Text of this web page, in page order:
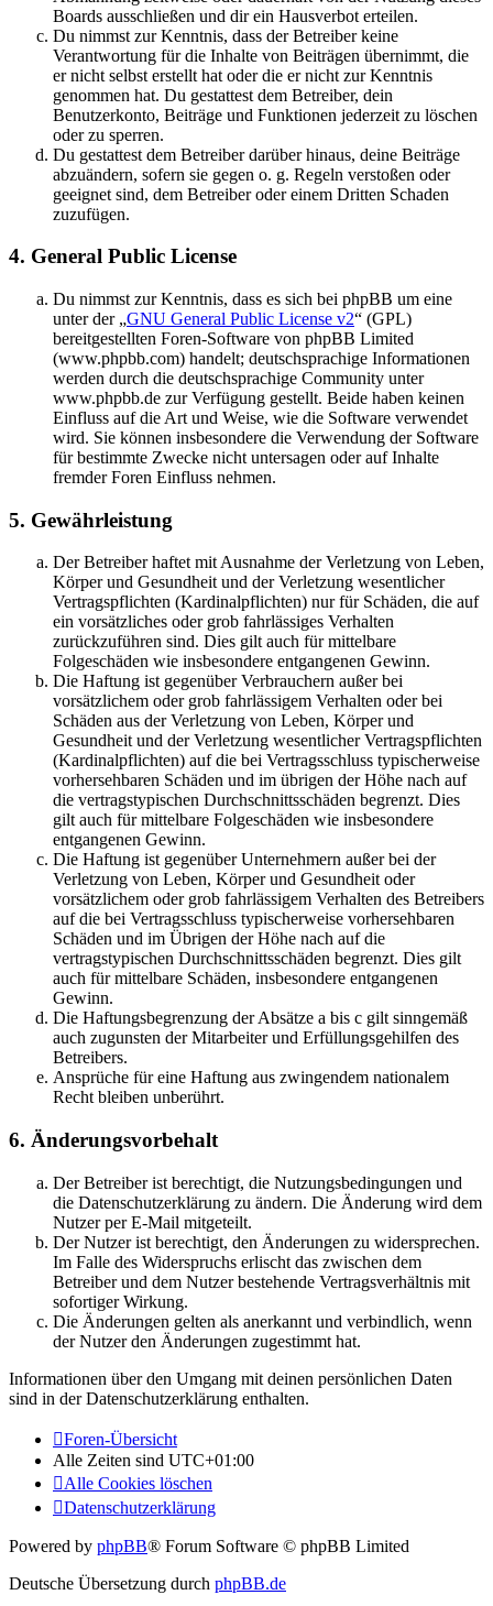
Boards ausschließen und dir ein Hausverbot erteilen.
Du nimmst zur Kenntnis, dass der Betreiber keine
Verantwortung für die Inhalte von Beiträgen übernimmt, die
er nicht selbst erstellt hat oder die er nicht zur Kenntnis
genommen hat. Du gestattest dem Betreiber, dein
Benutzerkonto, Beiträge und Funktionen jederzeit zu löschen
oder zu sperren.
Du gestattest dem Betreiber darüber hinaus, deine Beiträge
abzuändern, sofern sie gegen o. g. Regeln verstoßen oder
geeignet sind, dem Betreiber oder einem Dritten Schaden
zuzufügen.
4. General Public License
Du nimmst zur Kenntnis, dass es sich bei phpBB um eine
unter der „GNU General Public License v2“ (GPL)
bereitgestellten Foren-Software von phpBB Limited
(www.phpbb.com) handelt; deutschsprachige Informationen
werden durch die deutschsprachige Community unter
www.phpbb.de zur Verfügung gestellt. Beide haben keinen
Einfluss auf die Art und Weise, wie die Software verwendet
wird. Sie können insbesondere die Verwendung der Software
für bestimmte Zwecke nicht untersagen oder auf Inhalte
fremder Foren Einfluss nehmen.
5. Gewährleistung
Der Betreiber haftet mit Ausnahme der Verletzung von Leben,
Körper und Gesundheit und der Verletzung wesentlicher
Vertragspflichten (Kardinalpflichten) nur für Schäden, die auf
ein vorsätzliches oder grob fahrlässiges Verhalten
zurückzuführen sind. Dies gilt auch für mittelbare
Folgeschäden wie insbesondere entgangenen Gewinn.
Die Haftung ist gegenüber Verbrauchern außer bei
vorsätzlichem oder grob fahrlässigem Verhalten oder bei
Schäden aus der Verletzung von Leben, Körper und
Gesundheit und der Verletzung wesentlicher Vertragspflichten
(Kardinalpflichten) auf die bei Vertragsschluss typischerweise
vorhersehbaren Schäden und im übrigen der Höhe nach auf
die vertragstypischen Durchschnittsschäden begrenzt. Dies
gilt auch für mittelbare Folgeschäden wie insbesondere
entgangenen Gewinn.
Die Haftung ist gegenüber Unternehmern außer bei der
Verletzung von Leben, Körper und Gesundheit oder
vorsätzlichem oder grob fahrlässigem Verhalten des Betreibers
auf die bei Vertragsschluss typischerweise vorhersehbaren
Schäden und im Übrigen der Höhe nach auf die
vertragstypischen Durchschnittsschäden begrenzt. Dies gilt
auch für mittelbare Schäden, insbesondere entgangenen
Gewinn.
Die Haftungsbegrenzung der Absätze a bis c gilt sinngemäß
auch zugunsten der Mitarbeiter und Erfüllungsgehilfen des
Betreibers.
Ansprüche für eine Haftung aus zwingendem nationalem
Recht bleiben unberührt.
6. Änderungsvorbehalt
Der Betreiber ist berechtigt, die Nutzungsbedingungen und
die Datenschutzerklärung zu ändern. Die Änderung wird dem
Nutzer per E-Mail mitgeteilt.
Der Nutzer ist berechtigt, den Änderungen zu widersprechen.
Im Falle des Widerspruchs erlischt das zwischen dem
Betreiber und dem Nutzer bestehende Vertragsverhältnis mit
sofortiger Wirkung.
Die Änderungen gelten als anerkannt und verbindlich, wenn
der Nutzer den Änderungen zugestimmt hat.
Informationen über den Umgang mit deinen persönlichen Daten
sind in der Datenschutzerklärung enthalten.
Foren-Übersicht
Alle Zeiten sind UTC+01:00
Alle Cookies löschen
Datenschutzerklärung
Powered by phpBB® Forum Software © phpBB Limited
Deutsche Übersetzung durch phpBB.de